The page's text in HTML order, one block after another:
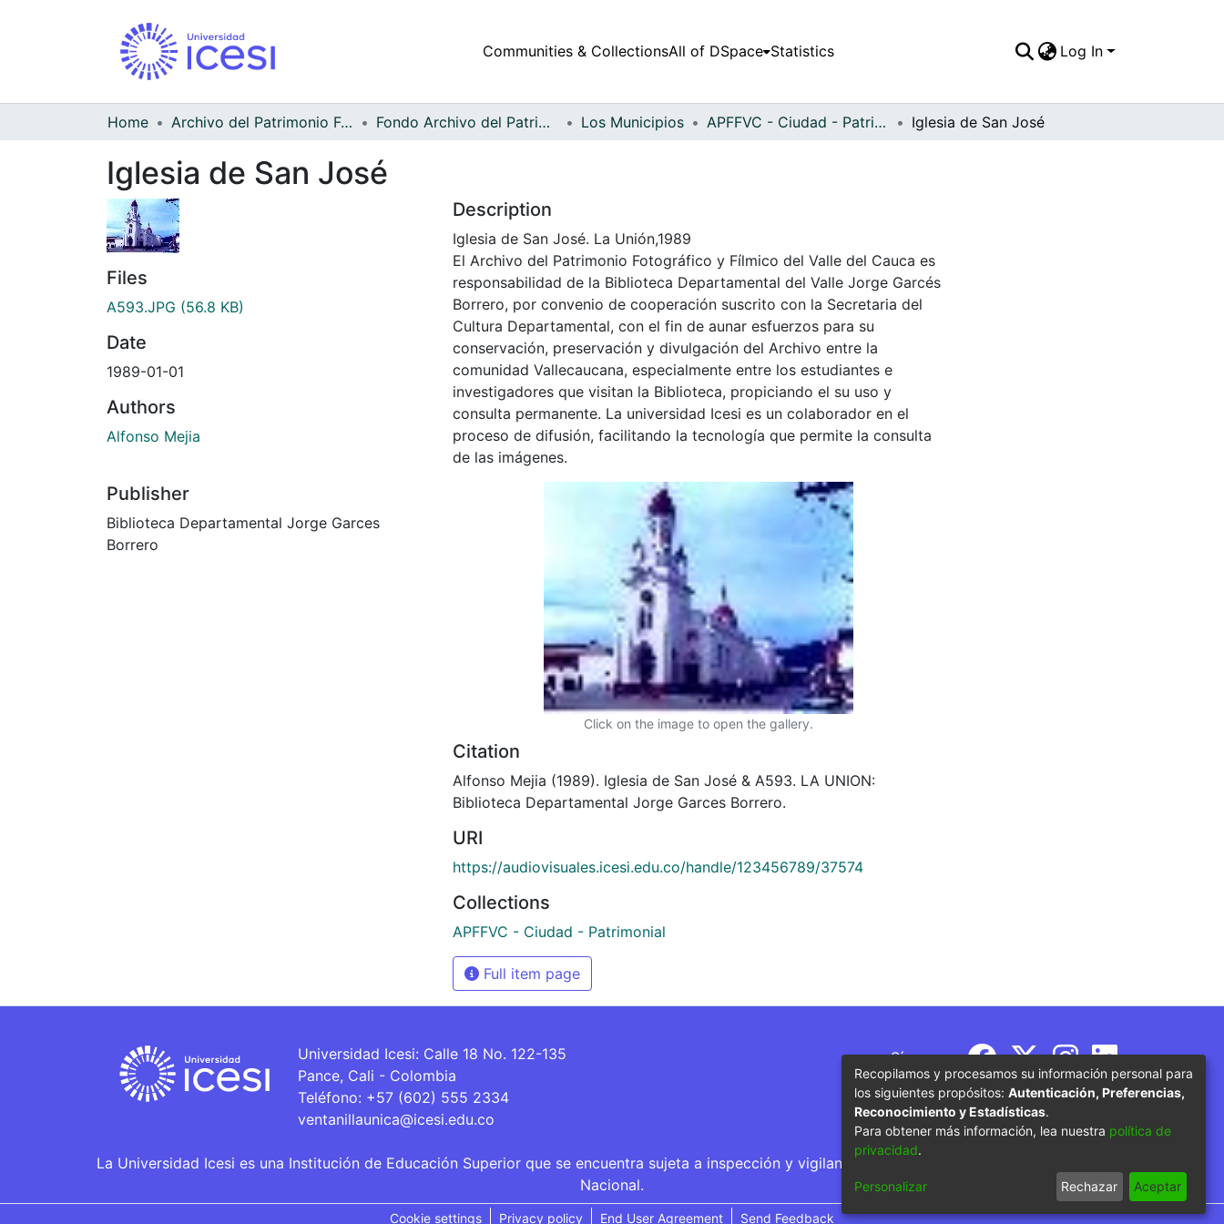
Communities & CollectionsAll of DSpace Statistics Log In
Home Archivo del Patrimonio Fotográfico y Fílmico del Valle del Cauca Fondo Archivo del Patrimonio Fotográfico y Fílmico del Valle del Cauca Los Municipios APFFVC - Ciudad - Patrimonial Iglesia de San José
Iglesia de San José
Files
A593.JPG (56.8 KB)
Date
1989-01-01
Authors
Alfonso Mejia
Publisher
Biblioteca Departamental Jorge Garces
Borrero
Description
Iglesia de San José. La Unión,1989
El Archivo del Patrimonio Fotográfico y Fílmico del Valle del Cauca es
responsabilidad de la Biblioteca Departamental del Valle Jorge Garcés
Borrero, por convenio de cooperación suscrito con la Secretaria del
Cultura Departamental, con el fin de aunar esfuerzos para su
conservación, preservación y divulgación del Archivo entre la
comunidad Vallecaucana, especialmente entre los estudiantes e
investigadores que visitan la Biblioteca, propiciando el su uso y
consulta permanente. La universidad Icesi es un colaborador en el
proceso de difusión, facilitando la tecnología que permite la consulta
de las imágenes.
Click on the image to open the gallery.
Citation
Alfonso Mejia (1989). Iglesia de San José & A593. LA UNION:
Biblioteca Departamental Jorge Garces Borrero.
URI
https://audiovisuales.icesi.edu.co/handle/123456789/37574
Collections
APFFVC - Ciudad - Patrimonial
Full item page
Universidad Icesi: Calle 18 No. 122-135
Pance, Cali - Colombia
Teléfono: +57 (602) 555 2334
ventanillaunica@icesi.edu.co
Síguenos
La Universidad Icesi es una Institución de Educación Superior que se encuentra sujeta a inspección y vigilancia por parte del Ministerio de Educación
Nacional.
Cookie settings Privacy policy End User Agreement Send Feedback
Recopilamos y procesamos su información personal para
los siguientes propósitos: Autenticación, Preferencias,
Reconocimiento y Estadísticas.
Para obtener más información, lea nuestra política de
privacidad.
Personalizar Rechazar Aceptar